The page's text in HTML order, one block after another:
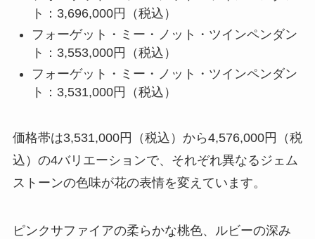
ト：3,696,000円（税込）
フォーゲット・ミー・ノット・ツインペンダン
ト：3,553,000円（税込）
フォーゲット・ミー・ノット・ツインペンダン
ト：3,531,000円（税込）
価格帯は3,531,000円（税込）から4,576,000円（税
込）の4バリエーションで、それぞれ異なるジェム
ストーンの色味が花の表情を変えています。
ピンクサファイアの柔らかな桃色、ルビーの深み